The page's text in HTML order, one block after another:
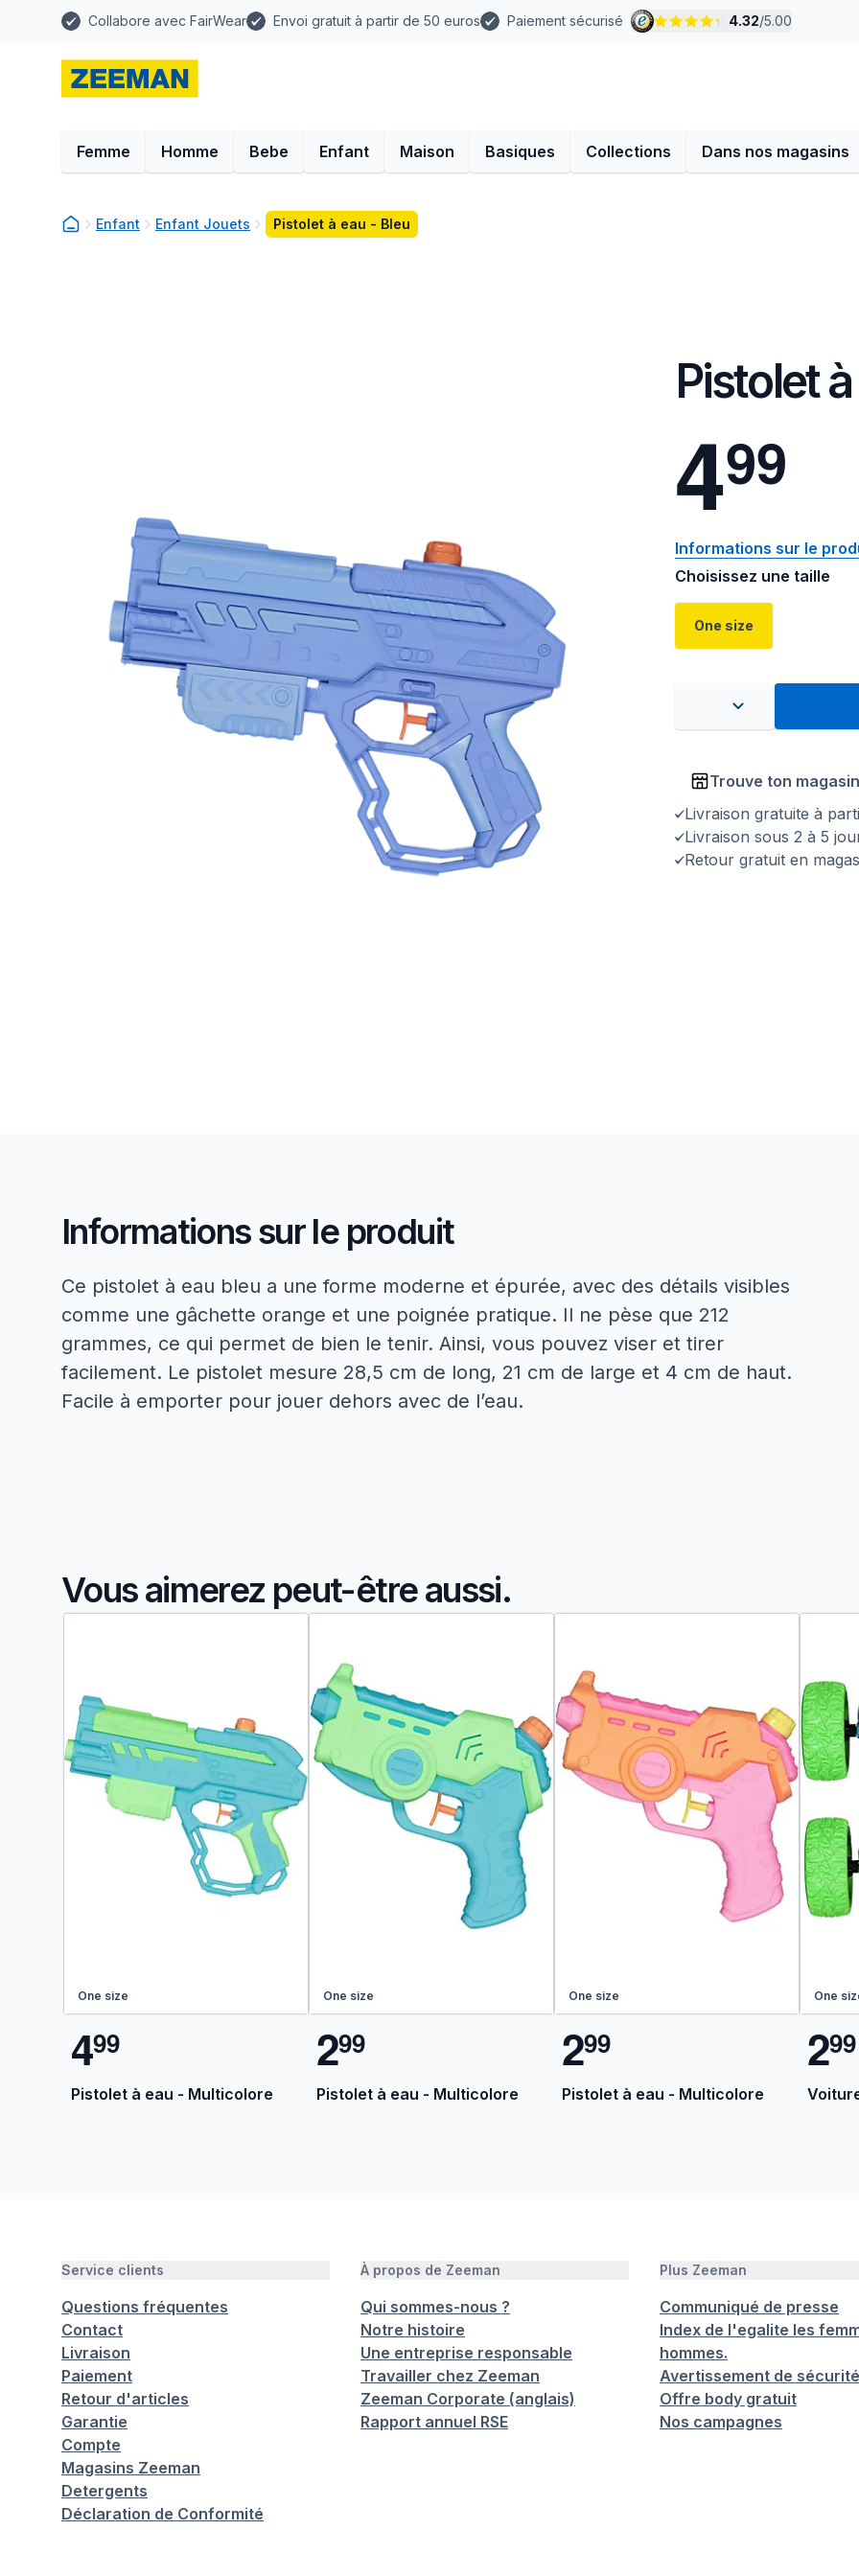
Collabore avec FairWear Envoi gratuit à partir de 50 euros Paiement sécurisé 4.32/5.00
Femme Homme Bebe Enfant Maison Basiques Collections Dans nos magasins
Enfant Enfant Jouets Pistolet à eau - Bleu
Pistolet
499
Informations sur le
Choisissez une taille
One size
Trouve ton magasin
Livraison gratuite à
Livraison sous 2 à 5
Retour gratuit en
Informations sur le produit
Ce pistolet à eau bleu a une forme moderne et épurée, avec des détails visibles
comme une gâchette orange et une poignée pratique. Il ne pèse que 212
grammes, ce qui permet de bien le tenir. Ainsi, vous pouvez viser et tirer
facilement. Le pistolet mesure 28,5 cm de long, 21 cm de large et 4 cm de haut.
Facile à emporter pour jouer dehors avec de l’eau.
Vous aimerez peut-être aussi.
One size
499
Pistolet à eau - Multicolore
One size
299
Pistolet à eau - Multicolore
One size
299
Pistolet à eau - Multicolore
One
299
Service clients
Questions fréquentes
Contact
Livraison
Paiement
Retour d'articles
Garantie
Compte
Magasins Zeeman
Detergents
Déclaration de Conformité
À propos de Zeeman
Qui sommes-nous ?
Notre histoire
Une entreprise responsable
Travailler chez Zeeman
Zeeman Corporate (anglais)
Rapport annuel RSE
Plus Zeeman
Communiqué de presse
Index de l'egalite les
hommes.
Avertissement de sécurité
Offre body gratuit
Nos campagnes